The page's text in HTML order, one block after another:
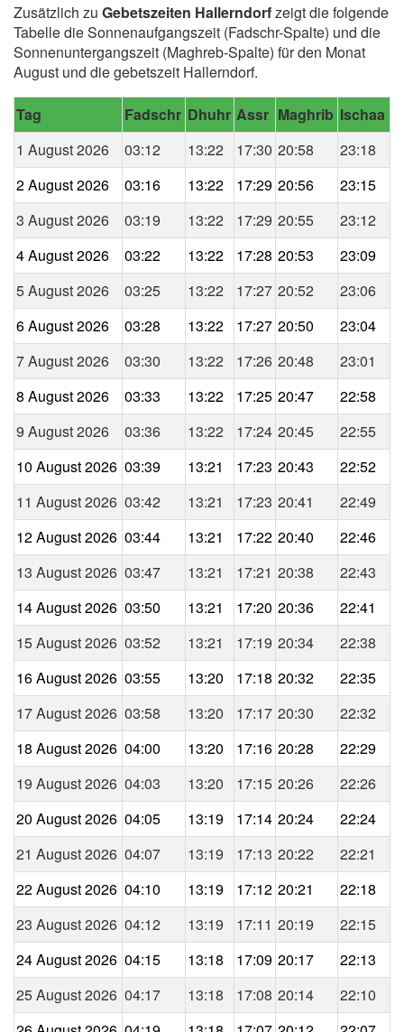
Zusätzlich zu Gebetszeiten Hallerndorfzeigt die folgende
Tabelle die Sonnenaufgangszeit (Fadschr-Spalte) und die
Sonnenuntergangszeit (Maghreb-Spalte) für den Monat
August und die gebetszeit Hallerndorf.
Tag Fadschr Dhuhr Assr Maghrib Ischaa
1 August 2026
03:12 13:22 17:30 20:58
23:18
2 August 2026
03:16 13:22 17:29 20:56
23:15
3 August 2026
03:19 13:22 17:29 20:55
23:12
4 August 2026
03:22 13:22 17:28 20:53
23:09
5 August 2026
03:25 13:22 17:27 20:52
23:06
6 August 2026
03:28 13:22 17:27 20:50
23:04
7 August 2026
03:30 13:22 17:26 20:48
23:01
8 August 2026
03:33 13:22 17:25 20:47
22:58
9 August 2026
03:36 13:22 17:24 20:45
22:55
10 August 2026 03:39 13:21 17:23 20:43
22:52
11 August 2026 03:42 13:21 17:23 20:41
22:49
12 August 2026 03:44 13:21 17:22 20:40
22:46
13 August 2026 03:47 13:21 17:21 20:38
22:43
14 August 2026 03:50 13:21 17:20 20:36
22:41
15 August 2026 03:52 13:21 17:19 20:34
22:38
16 August 2026 03:55 13:20 17:18 20:32
22:35
17 August 2026 03:58 13:20 17:17 20:30
22:32
18 August 2026 04:00 13:20 17:16 20:28
22:29
19 August 2026 04:03 13:20 17:15 20:26
22:26
20 August 2026 04:05 13:19 17:14 20:24
22:24
21 August 2026 04:07 13:19 17:13 20:22
22:21
22 August 2026 04:10 13:19 17:12 20:21
22:18
23 August 2026 04:12 13:19 17:11 20:19
22:15
24 August 2026 04:15 13:18 17:09 20:17
22:13
25 August 2026 04:17 13:18 17:08 20:14
22:10